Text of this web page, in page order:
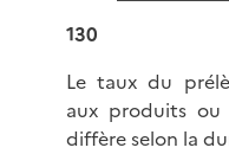
130
Le taux du
aux produits ou
diffère selon la